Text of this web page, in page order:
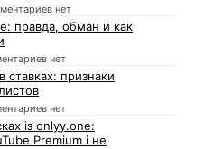
нет
правда, обман и как
нет
ставках: признаки
нет
із onlyy.one:
Premium і не